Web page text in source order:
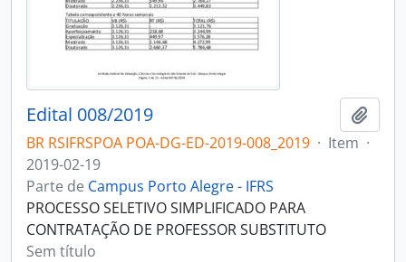
Edital 008/2019
BR RSIFRSPOA POA-DG-ED-2019-008_2019 · Item ·
2019-02-19
Parte de Campus Porto Alegre - IFRS
PROCESSO SELETIVO SIMPLIFICADO PARA
CONTRATAÇÃO DE PROFESSOR SUBSTITUTO
Sem título